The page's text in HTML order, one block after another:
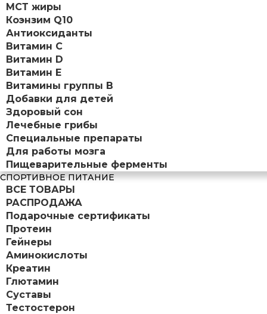
МСТ жиры
Коэнзим Q10
Антиоксиданты
Витамин С
Витамин D
Витамин Е
Витамины группы B
Добавки для детей
Здоровый сон
Лечебные грибы
Специальные препараты
Для работы мозга
Пищеварительные ферменты
СПОРТИВНОЕ ПИТАНИЕ
ВСЕ ТОВАРЫ
РАСПРОДАЖА
Подарочные сертификаты
Протеин
Гейнеры
Аминокислоты
Креатин
Глютамин
Суставы
Тестостерон